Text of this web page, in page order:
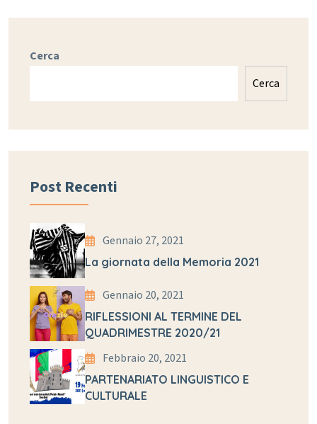
Cerca
Cerca
Post Recenti
Gennaio 27, 2021
La giornata della Memoria 2021
Gennaio 20, 2021
RIFLESSIONI AL TERMINE DEL
QUADRIMESTRE 2020/21
Febbraio 20, 2021
PARTENARIATO LINGUISTICO E
CULTURALE